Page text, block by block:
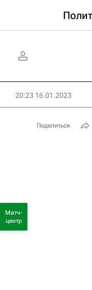
20:23 16.01.2023
Поделиться
Матч-
центр